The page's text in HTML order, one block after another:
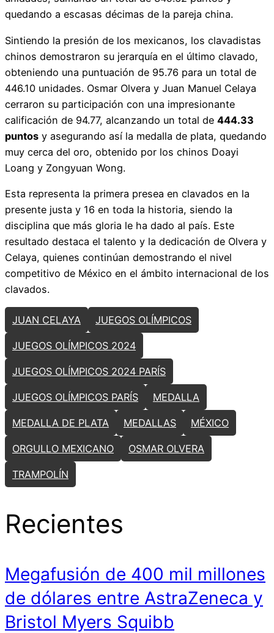
quedando a escasas décimas de la pareja china.
Sintiendo la presión de los mexicanos, los clavadistas
chinos demostraron su jerarquía en el último clavado,
obteniendo una puntuación de 95.76 para un total de
446.10 unidades. Osmar Olvera y Juan Manuel Celaya
cerraron su participación con una impresionante
calificación de 94.77, alcanzando un total de 444.33
puntos y asegurando así la medalla de plata, quedando
muy cerca del oro, obtenido por los chinos Doayi
Loang y Zongyuan Wong.
Esta representa la primera presea en clavados en la
presente justa y 16 en toda la historia, siendo la
disciplina que más gloria le ha dado al país. Este
resultado destaca el talento y la dedicación de Olvera y
Celaya, quienes continúan demostrando el nivel
competitivo de México en el ámbito internacional de los
clavados.
JUAN CELAYA JUEGOS OLÍMPICOS
JUEGOS OLÍMPICOS 2024
JUEGOS OLÍMPICOS 2024 PARÍS
JUEGOS OLÍMPICOS PARÍS MEDALLA
MEDALLA DE PLATA MEDALLAS MÉXICO
ORGULLO MEXICANO OSMAR OLVERA
TRAMPOLÍN
Recientes
Megafusión de 400 mil millones
de dólares entre AstraZeneca y
Bristol Myers Squibb